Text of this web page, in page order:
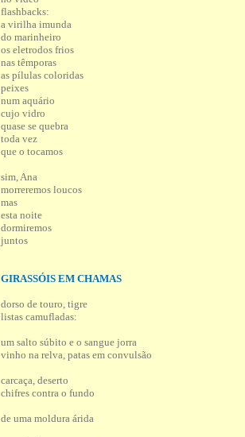
flashbacks:
a virilha imunda
do marinheiro
os eletrodos frios
nas têmporas
as pílulas coloridas
peixes
num aquário
cujo vidro
quase se quebra
toda vez
que o tocamos
sim, Ana
morreremos loucos
mas
esta noite
dormiremos
juntos
GIRASSÓIS EM CHAMAS
dorso de touro, tigre
listas camufladas:
um salto súbito e o sangue jorra
vinho na relva, patas em convulsão
carcaça, deserto
chifres contra o fundo
de uma moldura árida